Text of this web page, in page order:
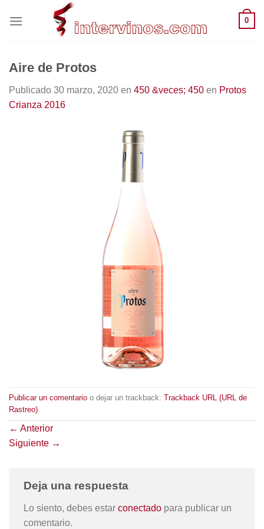
0
Aire de Protos
Publicado 30 marzo, 2020 en 450 &veces; 450 en Protos
Crianza 2016
Publicar un comentario o dejar un trackback: Trackback URL (URL de
Rastreo)
← Anterior
Siguiente →
Deja una respuesta
Lo siento, debes estar conectado para publicar un
comentario.